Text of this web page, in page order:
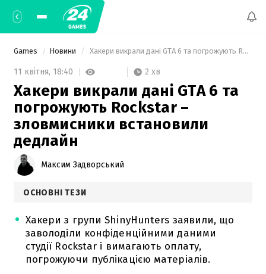
Games Новини Хакери викрали дані GTA 6 та погрожують Rockstar – зловмисники встановили дедлайн
11 квітня, 18:40 2 хв
Хакери викрали дані GTA 6 та
погрожують Rockstar –
зловмисники встановили
дедлайн
Максим Задворський
ОСНОВНІ ТЕЗИ
Хакери з групи ShinyHunters заявили, що
заволоділи конфіденційними даними
студії Rockstar і вимагають оплату,
погрожуючи публікацією матеріалів.